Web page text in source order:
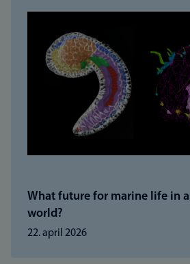
What future for marine life in
world?
22. april 2026